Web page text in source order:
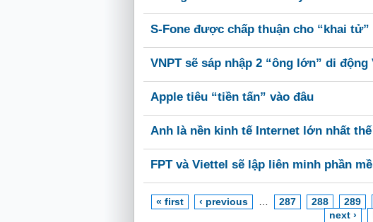
S-Fone được chấp thuận cho “khai tử”
VNPT sẽ sáp nhập 2 “ông lớn” di động
Apple tiêu “tiền tấn” vào đâu
Anh là nền kinh tế Internet lớn nhất
FPT và Viettel sẽ lập liên minh phần
« first ‹ previous 287 288 289
next ›